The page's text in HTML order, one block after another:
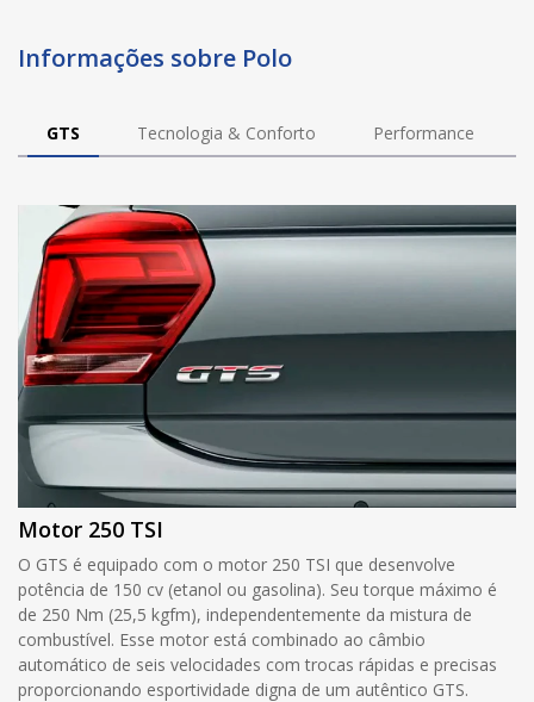
Informações sobre Polo
GTS Tecnologia & Conforto Performance
Motor 250 TSI
O GTS é equipado com o motor 250 TSI que desenvolve
potência de 150 cv (etanol ou gasolina). Seu torque máximo é
de 250 Nm (25,5 kgfm), independentemente da mistura de
combustível. Esse motor está combinado ao câmbio
automático de seis velocidades com trocas rápidas e precisas
proporcionando esportividade digna de um autêntico GTS.